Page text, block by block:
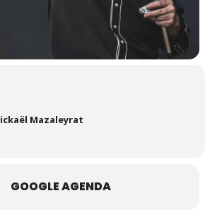
Mazaleyrat
GOOGLE AGENDA